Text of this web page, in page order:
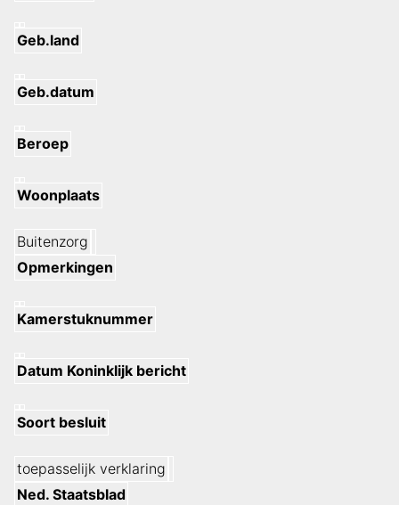
Geb.land
Geb.datum
Beroep
Woonplaats
Buitenzorg
Opmerkingen
Kamerstuknummer
Datum Koninklijk bericht
Soort besluit
toepasselijk verklaring
Ned. Staatsblad